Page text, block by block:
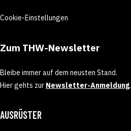
Cookie-Einstellungen
Zum THW-Newsletter
Bleibe immer auf dem neusten Stand.
Hier gehts zur Newsletter-Anmeldung.
AUSRÜSTER